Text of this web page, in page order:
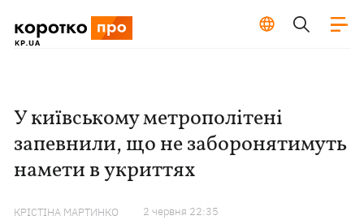
У київському метрополітені
запевнили, що не заборонятимуть
намети в укриттях
КРІСТІНА МАРТИНКО 2 червня 22:35